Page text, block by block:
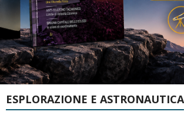
ESPLORAZIONE E ASTRONAUTICA